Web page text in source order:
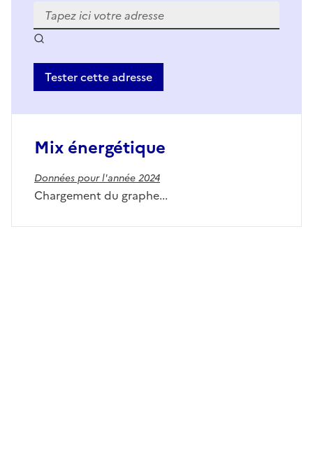
Tester cette adresse
Mix énergétique
Données pour l'année 2024
Chargement du graphe...